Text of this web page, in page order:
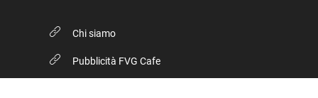
Chi siamo
Pubblicità FVG Cafe